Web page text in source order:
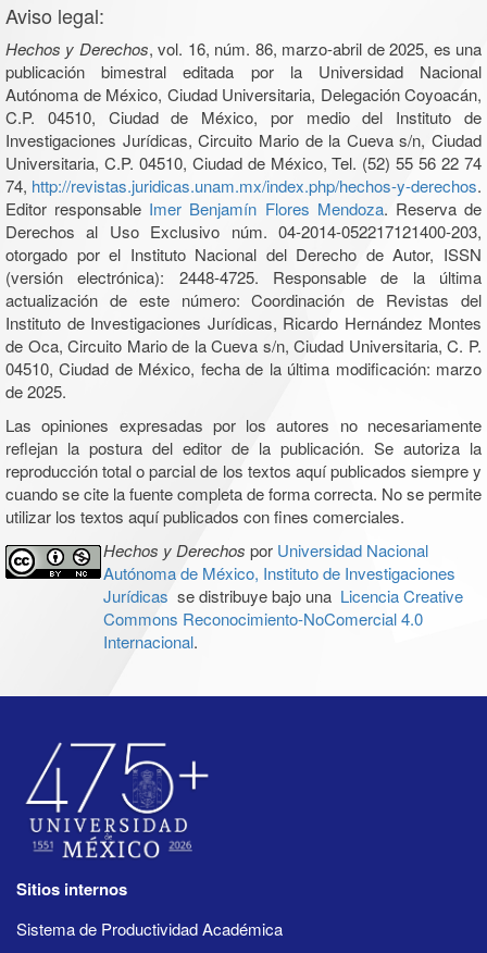
Aviso legal:
Hechos y Derechos, vol. 16, núm. 86, marzo-abril de 2025, es una
publicación bimestral editada por la Universidad Nacional
Autónoma de México, Ciudad Universitaria, Delegación Coyoacán,
C.P. 04510, Ciudad de México, por medio del Instituto de
Investigaciones Jurídicas, Circuito Mario de la Cueva s/n, Ciudad
Universitaria, C.P. 04510, Ciudad de México, Tel. (52) 55 56 22 74
74, http://revistas.juridicas.unam.mx/index.php/hechos-y-derechos.
Editor responsable Imer Benjamín Flores Mendoza. Reserva de
Derechos al Uso Exclusivo núm. 04-2014-052217121400-203,
otorgado por el Instituto Nacional del Derecho de Autor, ISSN
(versión electrónica): 2448-4725. Responsable de la última
actualización de este número: Coordinación de Revistas del
Instituto de Investigaciones Jurídicas, Ricardo Hernández Montes
de Oca, Circuito Mario de la Cueva s/n, Ciudad Universitaria, C. P.
04510, Ciudad de México, fecha de la última modificación: marzo
de 2025.
Las opiniones expresadas por los autores no necesariamente
reflejan la postura del editor de la publicación. Se autoriza la
reproducción total o parcial de los textos aquí publicados siempre y
cuando se cite la fuente completa de forma correcta. No se permite
utilizar los textos aquí publicados con fines comerciales.
Hechos y Derechos por Universidad Nacional
Autónoma de México, Instituto de Investigaciones
Jurídicas se distribuye bajo una Licencia Creative
Commons Reconocimiento-NoComercial 4.0
Internacional.
Sitios internos
Sistema de Productividad Académica